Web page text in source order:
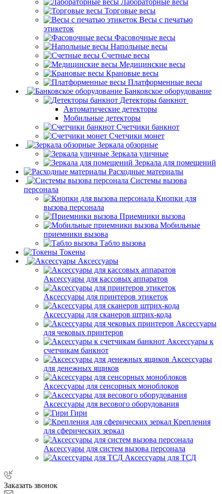
Торговые весы
Весы с печатью
этикеток
Фасовочные весы
Напольные весы
Счетные весы
Медицинские весы
Крановые весы
Платформенные весы
Банковское оборудование
Детекторы банкнот
Автоматические детекторы
Мобильные детекторы
Счетчики банкнот
Счетчики монет
Зеркала обзорные
Зеркала уличные
Зеркала для помещений
Расходные материалы
Системы вызова
персонала
Кнопки для
вызова персонала
Приемники вызова
Мобильные
приемники вызова
Табло вызова
Токены
Аксессуары
Аксессуары для кассовых аппаратов
Аксессуары для принтеров этикеток
Аксессуары для сканеров штрих-кода
Аксессуары
для чековых принтеров
Аксессуары к
счетчикам банкнот
Аксессуары
для денежных ящиков
Аксессуары для сенсорных моноблоков
Аксессуары для весового оборудования
Гири
Крепления
для сферических зеркал
Аксессуары для систем вызова персонала
Аксессуары для ТСД
Заказать звонок